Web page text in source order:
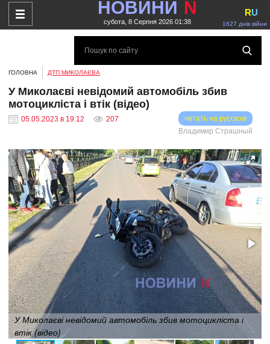
НОВИНИ N
субота, 8 Серпня 2026 01:38 1627 днів війни
RU
ГОЛОВНА ДТП МИКОЛАЄВА
У Миколаєві невідомий автомобіль збив
мотоцикліста і втік (відео)
05.05.2023 в 19:12 207
читать на русском
Владимир Страшный
У Миколаєві невідомий автомобіль збив мотоцикліста і
втік (відео)